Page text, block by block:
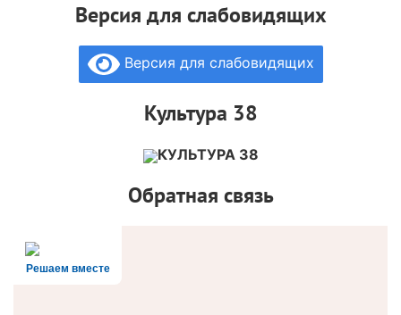
Версия для слабовидящих
Версия для слабовидящих
Культура 38
КУЛЬТУРА 38
Обратная связь
Решаем вместе